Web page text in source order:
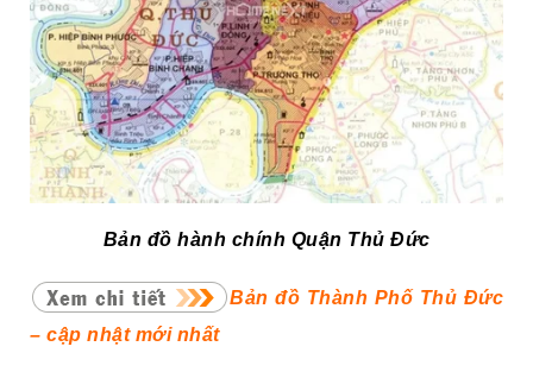
Bản đồ hành chính Quận Thủ Đức
Bản đồ Thành Phố Thủ Đức
– cập nhật mới nhất